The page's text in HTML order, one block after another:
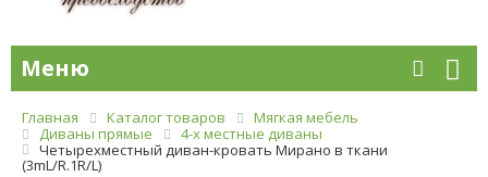
Меню
Главная Каталог товаров
Мягкая мебель
Диваны прямые
4-х местные диваны
Четырехместный диван-кровать Мирано в ткани
(3mL/R.1R/L)